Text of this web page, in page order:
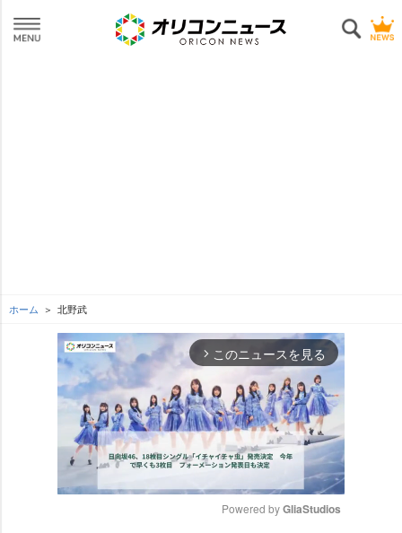
ホーム 北野武
arrow_forward_ios このニュースを見る
Powered by GliaStudios